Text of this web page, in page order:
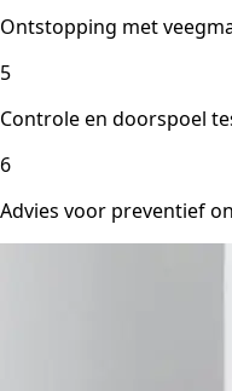
Ontstopping met
5
Controle en doorspoel
6
Advies voor preventief